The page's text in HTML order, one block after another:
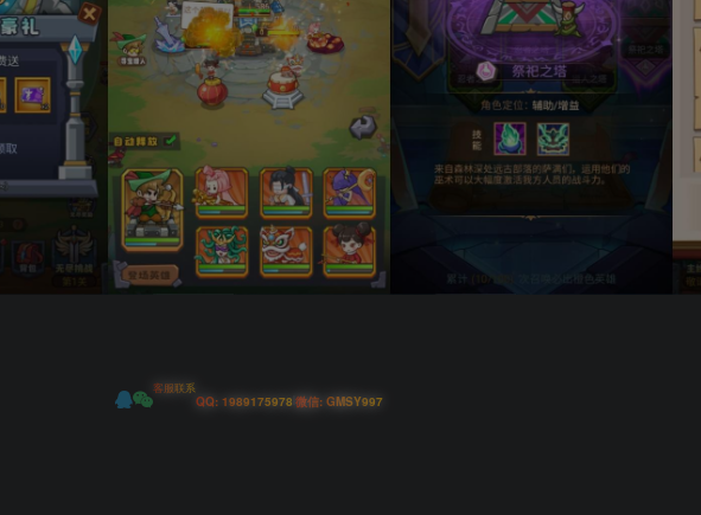
客服联系
QQ: 1989175978 微信: GMSY997